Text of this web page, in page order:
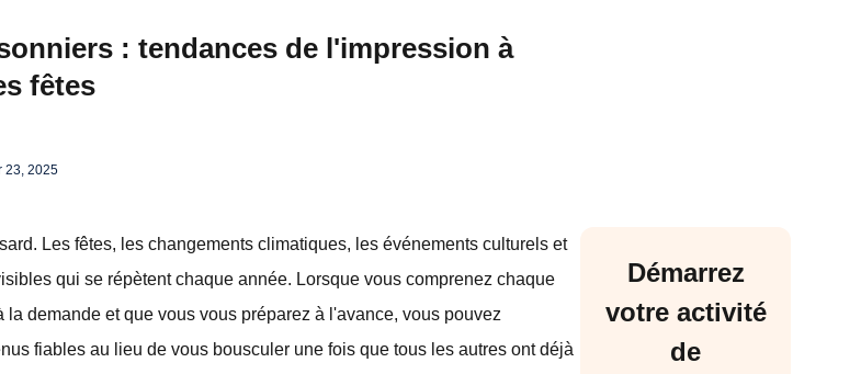
: tendances de l'impression à
fêtes
23, 2025
Les fêtes, les changements climatiques, les événements culturels et
qui se répètent chaque année. Lorsque vous comprenez chaque
demande et que vous vous préparez à l'avance, vous pouvez
fiables au lieu de vous bousculer une fois que tous les autres ont déjà
Démarrez
votre activité
de